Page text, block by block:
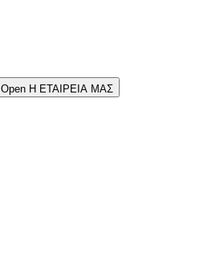
Open Η ΕΤΑΙΡΕΙΑ ΜΑΣ